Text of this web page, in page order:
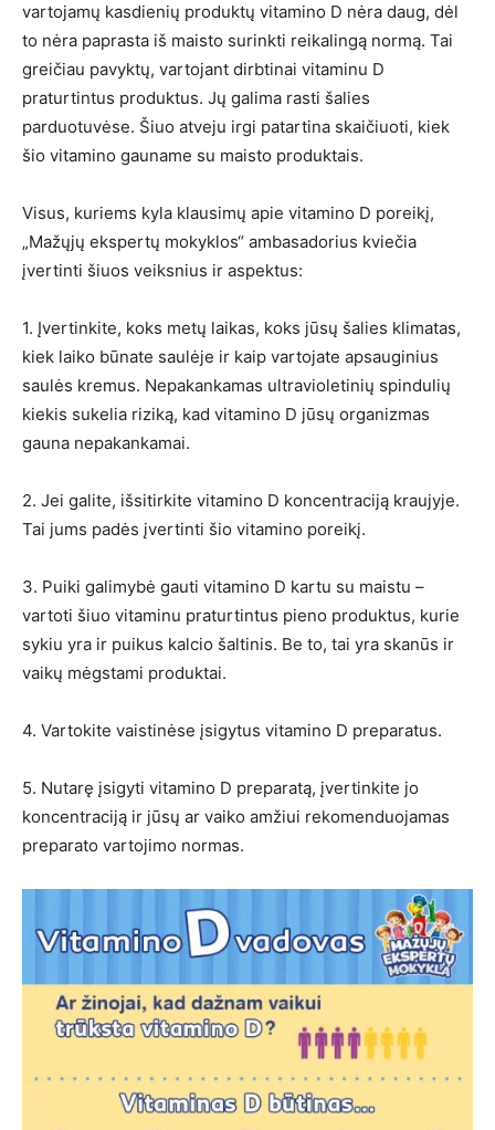
vartojamų kasdienių produktų vitamino D nėra daug, dėl
to nėra paprasta iš maisto surinkti reikalingą normą. Tai
greičiau pavyktų, vartojant dirbtinai vitaminu D
praturtintus produktus. Jų galima rasti šalies
parduotuvėse. Šiuo atveju irgi patartina skaičiuoti, kiek
šio vitamino gauname su maisto produktais.
Visus, kuriems kyla klausimų apie vitamino D poreikį,
„Mažųjų ekspertų mokyklos“ ambasadorius kviečia
įvertinti šiuos veiksnius ir aspektus:
1. Įvertinkite, koks metų laikas, koks jūsų šalies klimatas,
kiek laiko būnate saulėje ir kaip vartojate apsauginius
saulės kremus. Nepakankamas ultravioletinių spindulių
kiekis sukelia riziką, kad vitamino D jūsų organizmas
gauna nepakankamai.
2. Jei galite, išsitirkite vitamino D koncentraciją kraujyje.
Tai jums padės įvertinti šio vitamino poreikį.
3. Puiki galimybė gauti vitamino D kartu su maistu –
vartoti šiuo vitaminu praturtintus pieno produktus, kurie
sykiu yra ir puikus kalcio šaltinis. Be to, tai yra skanūs ir
vaikų mėgstami produktai.
4. Vartokite vaistinėse įsigytus vitamino D preparatus.
5. Nutarę įsigyti vitamino D preparatą, įvertinkite jo
koncentraciją ir jūsų ar vaiko amžiui rekomenduojamas
preparato vartojimo normas.